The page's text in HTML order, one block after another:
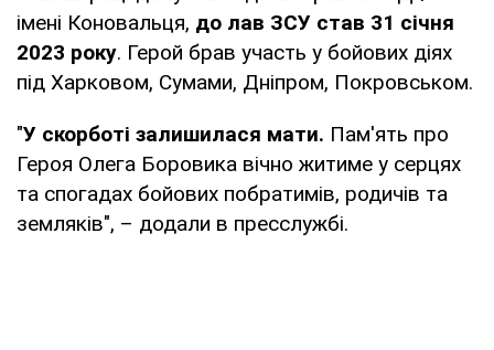
імені Коновальця, до лав ЗСУ став 31 січня
2023 року. Герой брав участь у бойових діях
під Харковом, Сумами, Дніпром, Покровськом.
"У скорботі залишилася мати. Пам'ять про
Героя Олега Боровика вічно житиме у серцях
та спогадах бойових побратимів, родичів та
земляків", – додали в пресслужбі.